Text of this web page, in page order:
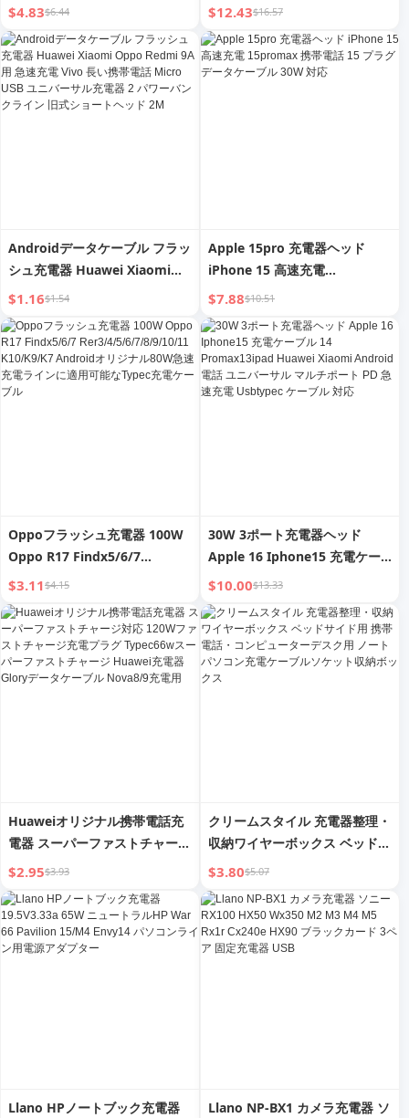
$4.83$6.44
15pro プラグ 急速充電 データ
ケーブル セットに適用
$12.43$16.57
Androidデータケーブル フラッ
シュ充電器 Huawei Xiaomi
Oppo Redmi 9A用 急速充電
Vivo 長い携帯電話 Micro USB
ユニバーサル充電器 2 パワーバ
ンクライン 旧式ショートヘッド
2M
$1.16$1.54
Apple 15pro 充電器ヘッド
iPhone 15 高速充電
15promax 携帯電話 15 プラグ
データケーブル 30W 対応
$7.88$10.51
Oppoフラッシュ充電器 100W
Oppo R17 Findx5/6/7
Rer3/4/5/6/7/8/9/10/11
K10/K9/K7 Androidオリジナル
80W急速充電ラインに適用可能
なTypec充電ケーブル
$3.11$4.15
30W 3ポート充電器ヘッド
Apple 16 Iphone15 充電ケー
ブル 14 Promax13ipad
Huawei Xiaomi Android電話
ユニバーサル マルチポート PD
急速充電 Usbtypec ケーブル
対応
$10.00$13.33
Huaweiオリジナル携帯電話充
電器 スーパーファストチャージ
対応 120Wファストチャージ充
電プラグ Typec66wスーパーフ
ァストチャージ Huawei充電器
Gloryデータケーブル Nova8/9
充電用
$2.95$3.93
クリームスタイル 充電器整理・
収納ワイヤーボックス ベッドサ
イド用 携帯電話・コンピュータ
ーデスク用 ノートパソコン充電
ケーブルソケット収納ボックス
$3.80$5.07
Llano HPノートブック充電器
Llano NP-BX1 カメラ充電器 ソ